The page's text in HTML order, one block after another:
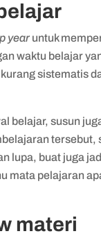
year untuk
waktu belajar
sistematis
belajar, susun
tersebut,
lupa, buat juga
mata pelajaran
materi